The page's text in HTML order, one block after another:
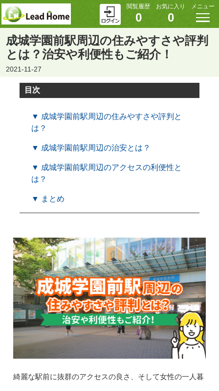
閲覧履歴
0
お気に入り
0
メニュー
成城学園前駅周辺の住みやすさや評判
とは？治安や利便性もご紹介！
2021-11-27
目次
▼ 成城学園前駅周辺の住みやすさや評判と
は？
▼ 成城学園前駅周辺の治安とは？
▼ 成城学園前駅周辺のアクセスの利便性と
は？
▼ まとめ
綺麗な駅前に抜群のアクセスの良さ、そして女性の一人暮